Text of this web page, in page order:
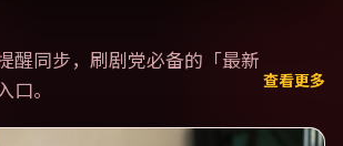
醒同步，刷剧党必备的「最新
口。 查看更多